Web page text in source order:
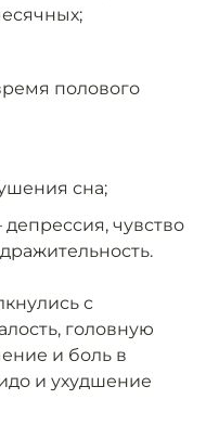
полового
сна;
чувство
с
головную
и боль в
и ухудшение